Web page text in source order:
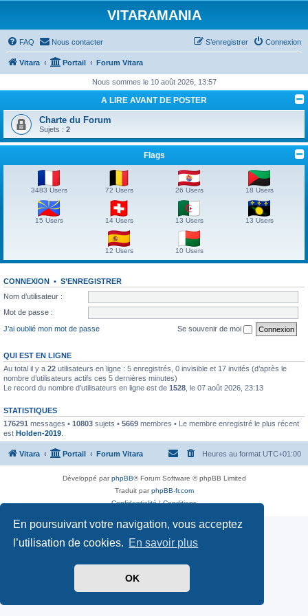
En poursuivant votre navigation, vous acceptez
l’utilisation de cookies. En savoir plus
OK
VITARAMANIA
FAQ Nous contacter Connexion
S’enregistrer
Vitara Portail Forum Vitara
Nous sommes le 10 août 2026, 13:57
A LIRE AVANT DE POSTER
Charte du Forum
Sujets : 2
Flags
3483 Users 72 Users 26 Users 18 Users
15 Users 14 Users 13 Users 13 Users
12 Users 10 Users
CONNEXION • S’ENREGISTRER
Nom d’utilisateur :
Mot de passe :
J’ai oublié mon mot de passe
Se souvenir de moi
QUI EST EN LIGNE
Au total il y a 22 utilisateurs en ligne : 5 enregistrés, 0 invisible et 17 invités (d’après le
nombre d’utilisateurs actifs ces 5 dernières minutes)
Le record du nombre d’utilisateurs en ligne est de 1528 , le 07 août 2026, 23:13
STATISTIQUES
176291 messages • 10803 sujets • 5669 membres • Le membre enregistré le plus récent
est Holden-2019
Vitara Portail Forum Vitara Heures au format UTC+01:00
Développé parphpBB® Forum Software © phpBB Limited
Traduit parphpBB-fr.com
Confidentialité|Conditions